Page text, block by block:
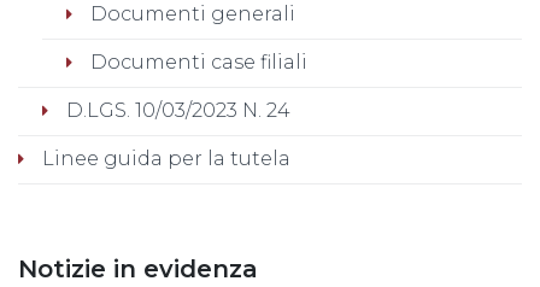
Documenti generali
Documenti case filiali
D.LGS. 10/03/2023 N. 24
Linee guida per la tutela
Notizie in evidenza